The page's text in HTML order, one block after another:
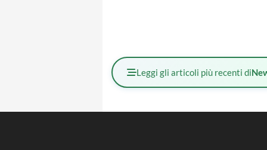
Leggi gli articoli più recenti di